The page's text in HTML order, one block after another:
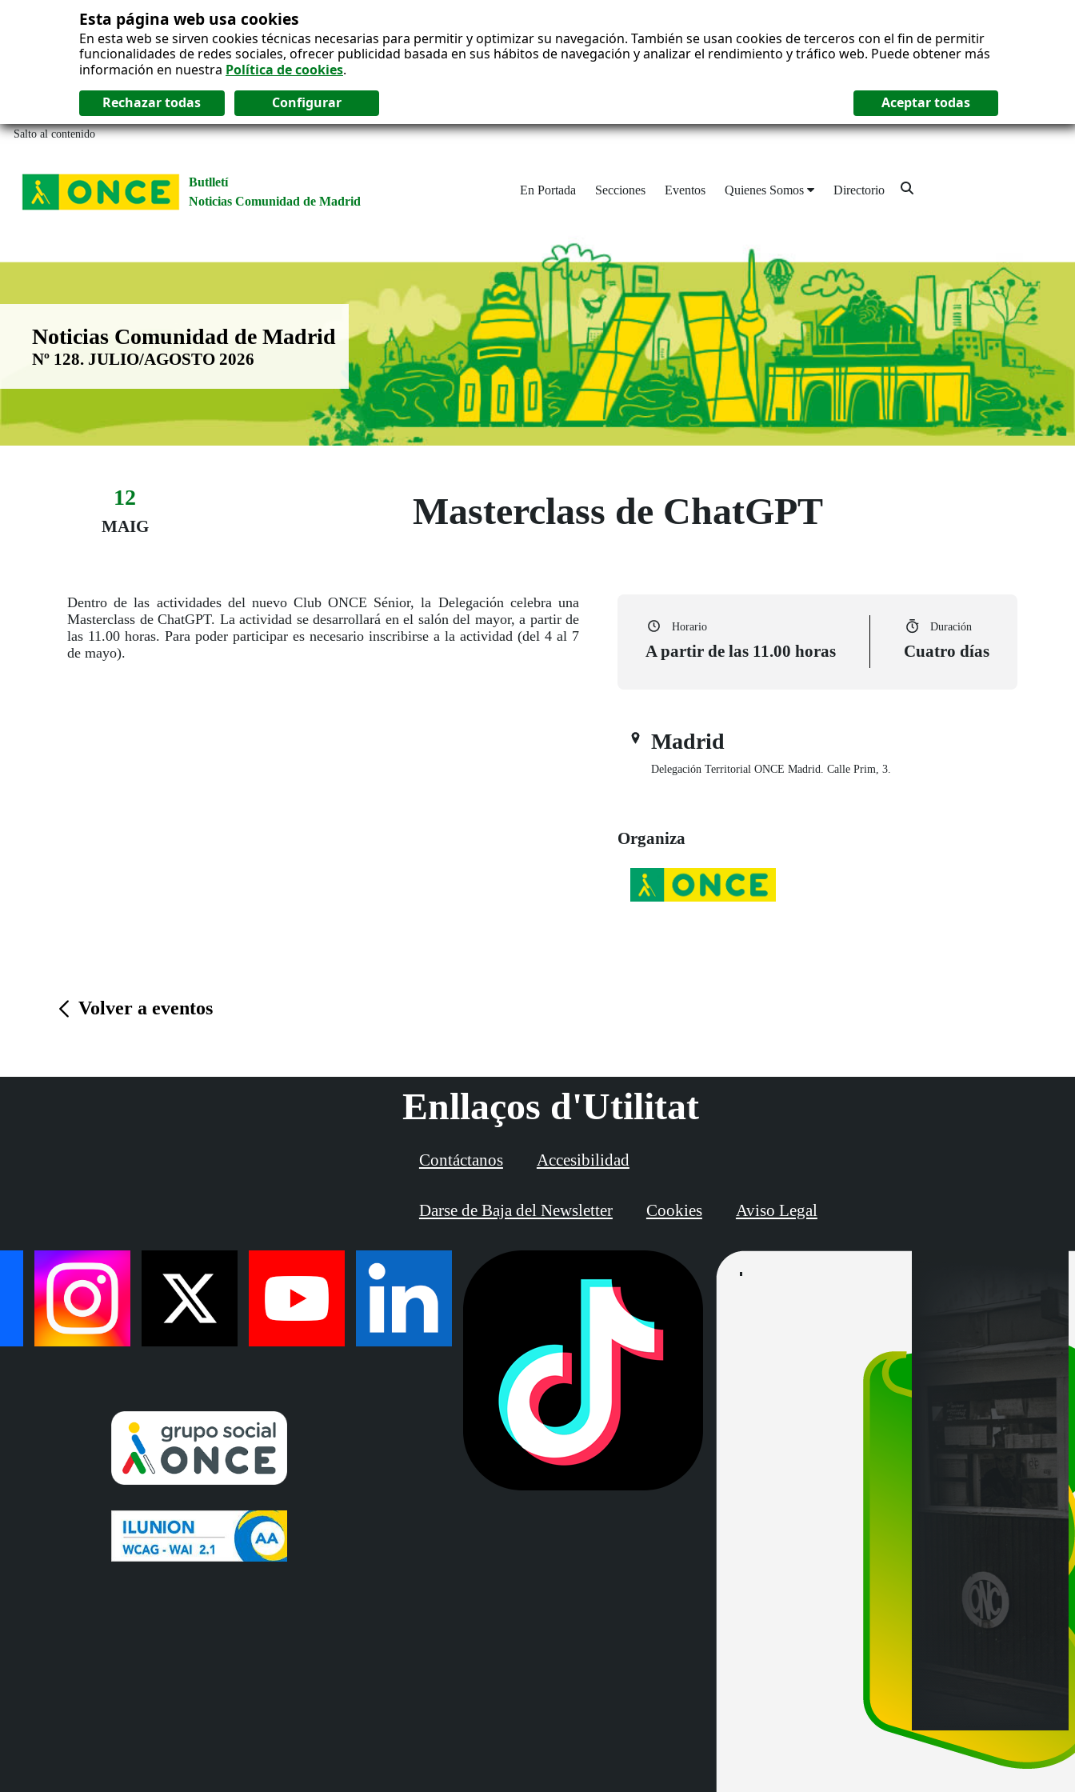
Esta página web usa cookies
En esta web se sirven cookies técnicas necesarias para permitir y optimizar su navegación. También se usan cookies de terceros con el fin de permitir
funcionalidades de redes sociales, ofrecer publicidad basada en sus hábitos de navegación y analizar el rendimiento y tráfico web. Puede obtener más
información en nuestra Política de cookies.
Salto al contenido
Butlletí
Noticias Comunidad de Madrid
En Portada Secciones Eventos Quienes Somos Directorio
Boletín Noticias Comunidad de Madrid
Noticias Comunidad de Madrid
Nº 128. JULIO/AGOSTO 2026
Fecha del evento
12
MAIG
12 de maig Masterclass de ChatGPT
Dentro de las actividades del nuevo Club ONCE Sénior, la Delegación celebra una
Masterclass de ChatGPT. La actividad se desarrollará en el salón del mayor, a partir de
las 11.00 horas. Para poder participar es necesario inscribirse a la actividad (del 4 al 7
de mayo).
Horario
A partir de las 11.00 horas
Duración
Cuatro días
Madrid
Delegación Territorial ONCE Madrid. Calle Prim, 3.
Organiza
Volver a eventos
Enllaços d'Utilitat
Contáctanos Accesibilidad
Darse de Baja del Newsletter Cookies Aviso Legal